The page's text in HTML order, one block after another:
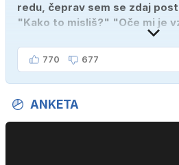
redu, čeprav sem se zdaj
"Kako to misliš?" "Oče mi je
770 677
ANKETA